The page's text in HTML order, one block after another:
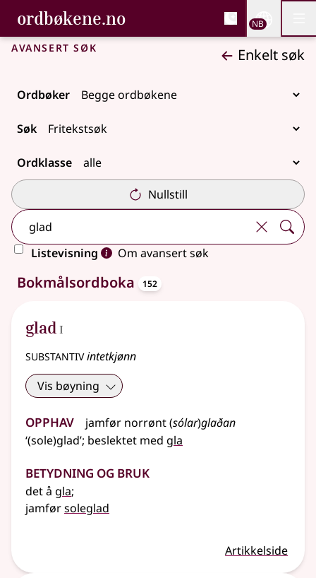
Gå til hovedinnhold
Tilgjengelighet
ordbøkene.no, Bokmålsordboka og
Bokmålsordboka og Nynorskordboka
NB
Avansert søk Enkelt søk
Ordbøker
Søk
Ordklasse
Nullstill
Listevisning
Om avansert søk
313 treff
Bokmålsordboka 152
glad 1
I
substantivintetkjønn
Vis bøyning
Opphav jamfør norrønt(sólar)glaðan
‘(sole)glad’; beslektet med gla
Betydning og bruk
det å gla;
jamførsoleglad
Artikkelside